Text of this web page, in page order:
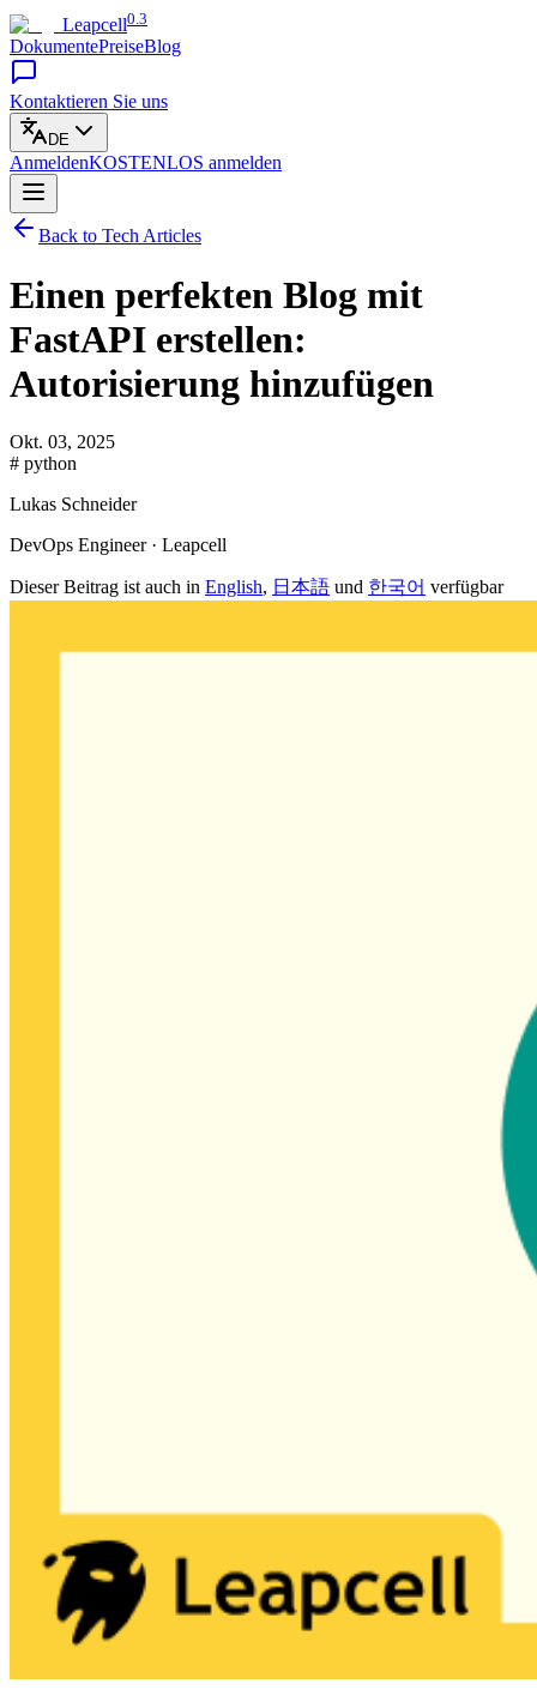
Leapcell0.3
DokumentePreiseBlog
Kontaktieren Sie uns
DE
AnmeldenKOSTENLOS anmelden
Back to Tech Articles
Einen perfekten Blog mit
FastAPI erstellen:
Autorisierung hinzufügen
Okt. 03, 2025
# python
Lukas Schneider
DevOps Engineer · Leapcell
Dieser Beitrag ist auch in English, 日本語 und 한국어 verfügbar